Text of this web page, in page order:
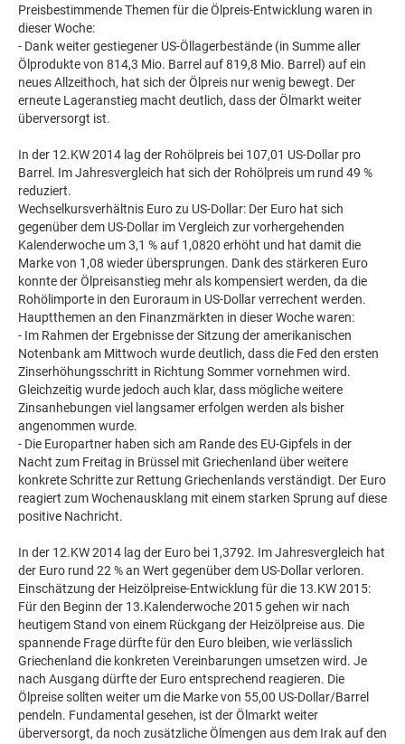
Preisbestimmende Themen für die Ölpreis-Entwicklung waren in
dieser Woche:
- Dank weiter gestiegener US-Öllagerbestände (in Summe aller
Ölprodukte von 814,3 Mio. Barrel auf 819,8 Mio. Barrel) auf ein
neues Allzeithoch, hat sich der Ölpreis nur wenig bewegt. Der
erneute Lageranstieg macht deutlich, dass der Ölmarkt weiter
überversorgt ist.
In der 12.KW 2014 lag der Rohölpreis bei 107,01 US-Dollar pro
Barrel. Im Jahresvergleich hat sich der Rohölpreis um rund 49 %
reduziert.
Wechselkursverhältnis Euro zu US-Dollar: Der Euro hat sich
gegenüber dem US-Dollar im Vergleich zur vorhergehenden
Kalenderwoche um 3,1 % auf 1,0820 erhöht und hat damit die
Marke von 1,08 wieder übersprungen. Dank des stärkeren Euro
konnte der Ölpreisanstieg mehr als kompensiert werden, da die
Rohölimporte in den Euroraum in US-Dollar verrechent werden.
Hauptthemen an den Finanzmärkten in dieser Woche waren:
- Im Rahmen der Ergebnisse der Sitzung der amerikanischen
Notenbank am Mittwoch wurde deutlich, dass die Fed den ersten
Zinserhöhungsschritt in Richtung Sommer vornehmen wird.
Gleichzeitig wurde jedoch auch klar, dass mögliche weitere
Zinsanhebungen viel langsamer erfolgen werden als bisher
angenommen wurde.
- Die Europartner haben sich am Rande des EU-Gipfels in der
Nacht zum Freitag in Brüssel mit Griechenland über weitere
konkrete Schritte zur Rettung Griechenlands verständigt. Der Euro
reagiert zum Wochenausklang mit einem starken Sprung auf diese
positive Nachricht.
In der 12.KW 2014 lag der Euro bei 1,3792. Im Jahresvergleich hat
der Euro rund 22 % an Wert gegenüber dem US-Dollar verloren.
Einschätzung der Heizölpreise-Entwicklung für die 13.KW 2015:
Für den Beginn der 13.Kalenderwoche 2015 gehen wir nach
heutigem Stand von einem Rückgang der Heizölpreise aus. Die
spannende Frage dürfte für den Euro bleiben, wie verlässlich
Griechenland die konkreten Vereinbarungen umsetzen wird. Je
nach Ausgang dürfte der Euro entsprechend reagieren. Die
Ölpreise sollten weiter um die Marke von 55,00 US-Dollar/Barrel
pendeln. Fundamental gesehen, ist der Ölmarkt weiter
überversorgt, da noch zusätzliche Ölmengen aus dem Irak auf den